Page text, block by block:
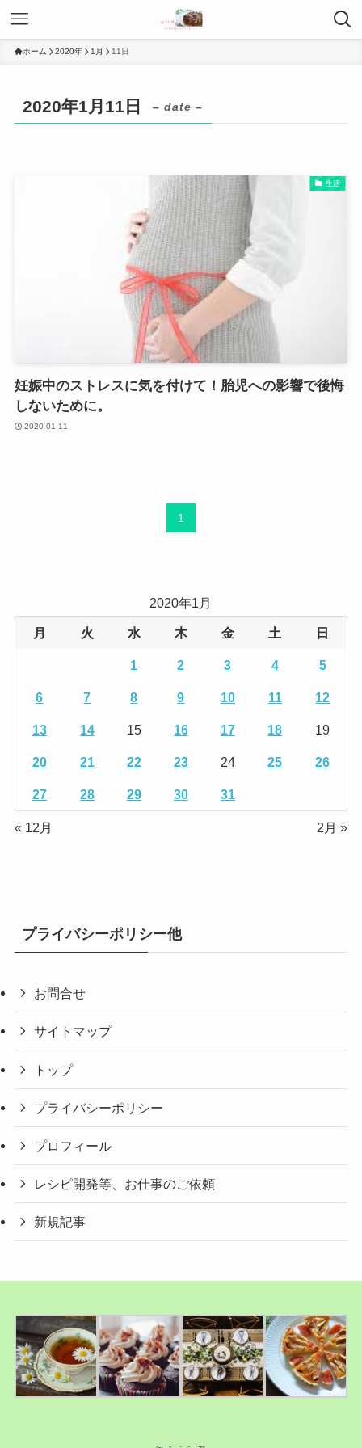
ホーム 2020年 1月 11日
2020年1月11日 – date –
生活
妊娠中のストレスに気を付けて！胎児への影響で後悔
しないために。
2020-01-11
1
2020年1月
月 火 水 木 金 土 日
1 2 3 4 5
6 7 8 9 10 11 12
13 14 15 16 17 18 19
20 21 22 23 24 25 26
27 28 29 30 31
« 12月 2月 »
プライバシーポリシー他
お問合せ
サイトマップ
トップ
プライバシーポリシー
プロフィール
レシピ開発等、お仕事のご依頼
新規記事